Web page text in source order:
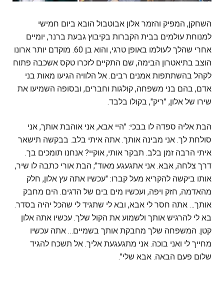
השחקן, המפיק והזמר אלון אבוטבול הובא ביום חמישי
למנוחת עולמים בבית הקברות בקיבוץ גבעת ברנר, יומיים
אחרי שהלך לעולמו באופן טרגי, והוא בן 60. מוקדם יותר ארונו
הוצב בתיאטרון הבימה, שם התקיים לזכרו טקס אשכבה פתוח
לקהל בהשתתפות אמנים רבים. אל הלוויה הגיעו מאות בני
אדם, בהם בני משפחה, קולגות וחברים, ובסופה השמיעו את
שירו של אלון, "ריק", בקולו בלבד.
הבת אליה ספדה לו בבכי: "היי אבא, אני אוהבת אותך, אני
סולחת לך. אני מבינה אותך. אתה איתי בלב. בבקשה תישאר
איתי הרבה זמן בלב. תבקר אותי, אוקיי? אנחנו תומכים בך.
דרך צלחה, אבא. אני אתגעגע מאוד"; הבת אורי כתבה לו שיר,
אותו ביקשה להקריא מעל קברו: "עכשיו אתה עץ אלון, חלק
מהאדמה, חזק ויפה, ועכשיו מים בים של הדגים. הים מחבק
אותך… אתה חסר לי אבא, ובא לי שתגיד לי שהכל יהיה בסדר.
בא לי להרגיש אותך ולשמוע את הקול שלך. עכשיו אתה אלון
קטן. המשפחה שלך מחבקת אותך בשמיים… אתה עכשיו
מחייך לי ואני בוכה. אני מתגעגעת אליך. אל תשכח להגיד
שלום פעם הבאה. אבא שלי".